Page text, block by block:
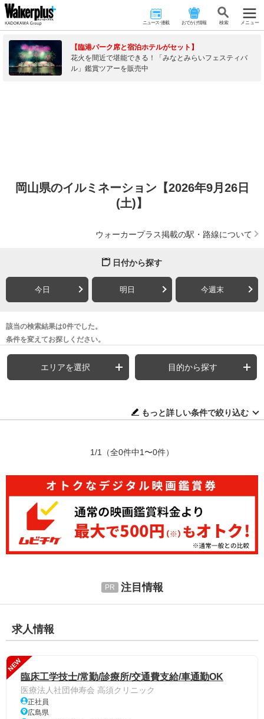
ニュース･連載 おでかけ情報 検 索 メニュー
【臨港パーク席と宿泊ホテルがセット】
花火を間近で堪能できる！「みなとみらいフェスティバ
ル」鑑賞ツアーを販売中
岡山県のイルミネーション【2026年9月26日
(土)】
ウォーカープラス掲載の駅・路線について
日付から探す
今日 明日 今週末
該当の検索結果は0件でした。
条件を変えてお探しください。
エリアを選択 目的から探す
もっと詳しい条件で絞り込む
1/1 （全0件中1〜0件）
注目情報
求人情報
NEW
臨床工学技士/常勤/診療所/交通費支給/車通勤OK
医療法人社団伸寿会 高須クリニック
正社員
広島県